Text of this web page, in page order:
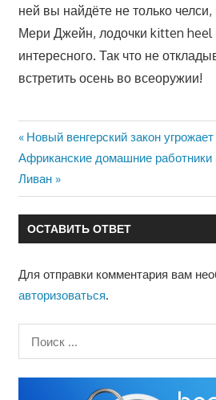
ней вы найдёте не только
Мери Джейн, лодочки kitten heel
интересного. Так что не
встретить осень во всеоружии!
Навигация
по
записям
Предыдущая
запись:
Новый венгерский закон
Следующая
запись:
Африканские домашние работники
Ливан
ОСТАВИТЬ ОТВЕТ
Для отправки комментария вам
авторизоваться.